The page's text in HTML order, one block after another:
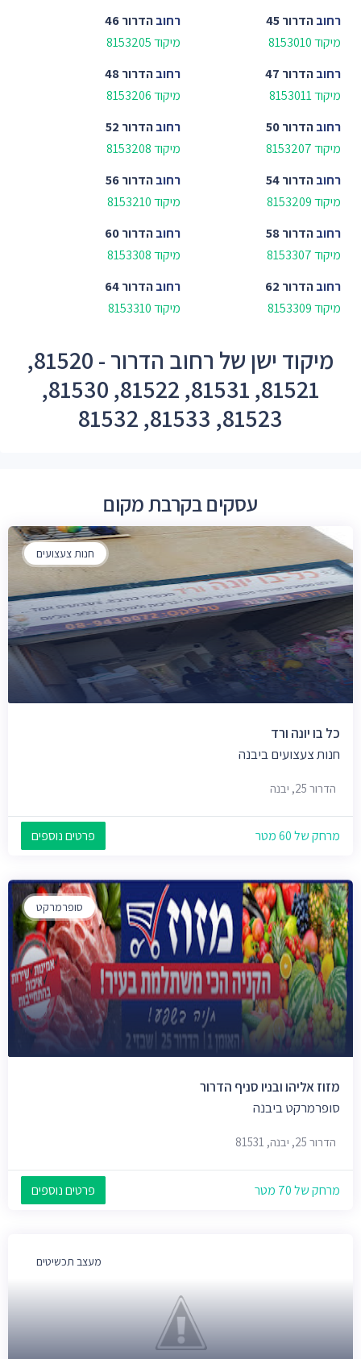
רחובהדרור 45
מיקוד 8153010
רחובהדרור 46
מיקוד 8153205
רחובהדרור 47
מיקוד 8153011
רחובהדרור 48
מיקוד 8153206
רחובהדרור 50
מיקוד 8153207
רחובהדרור 52
מיקוד 8153208
רחובהדרור 54
מיקוד 8153209
רחובהדרור 56
מיקוד 8153210
רחובהדרור 58
מיקוד 8153307
רחובהדרור 60
מיקוד 8153308
רחובהדרור 62
מיקוד 8153309
רחובהדרור 64
מיקוד 8153310
מיקוד ישן של רחוב הדרור - 81520,
81521, 81531, 81522, 81530,
81523, 81533, 81532
עסקים בקרבת מקום
חנות צעצועים
כל בו יונה ורד
חנות צעצועים ביבנה
הדרור 25, יבנה
מרחק של 60 מטר פרטים נוספים
סופרמרקט
מזוז אליהו ובניו סניף הדרור
סופרמרקט ביבנה
הדרור 25, יבנה, 81531
מרחק של 70 מטר פרטים נוספים
מעצב תכשיטים